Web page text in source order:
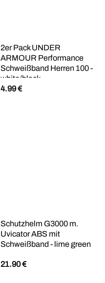
2er Pack UNDER
ARMOUR Performance
Schweißband Herren 100 -
white/black
4.99€
Schutzhelm G3000 m.
Uvicator ABS mit
Schweißband - lime green
21.90€